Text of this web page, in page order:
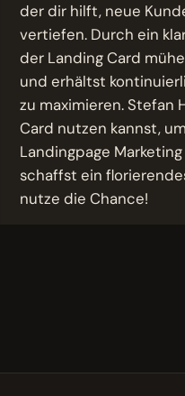
der dir hilft, neue
vertiefen. Durch ein
der Landing Card
und erhältst
zu maximieren. Stefan
Card nutzen kannst,
Landingpage
schaffst ein
nutze die Chance!